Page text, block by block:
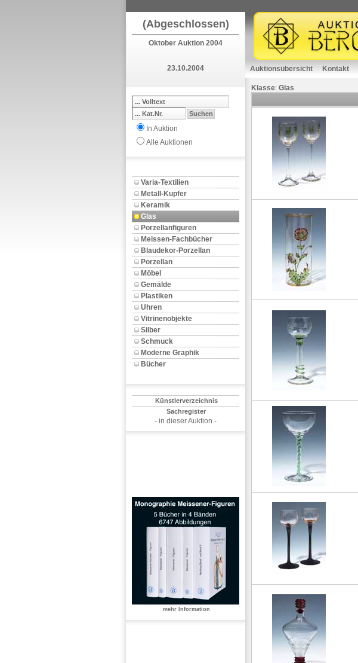
(Abgeschlossen)
Oktober Auktion 2004
23.10.2004
In Auktion
Alle Auktionen
Varia-Textilien
Metall-Kupfer
Keramik
Glas
Porzellanfiguren
Meissen-Fachbücher
Blaudekor-Porzellan
Porzellan
Möbel
Gemälde
Plastiken
Uhren
Vitrinenobjekte
Silber
Schmuck
Moderne Graphik
Bücher
Künstlerverzeichnis
Sachregister
- in dieser Auktion -
mehr Information
Auktionsübersicht Kontakt
Klasse: Glas